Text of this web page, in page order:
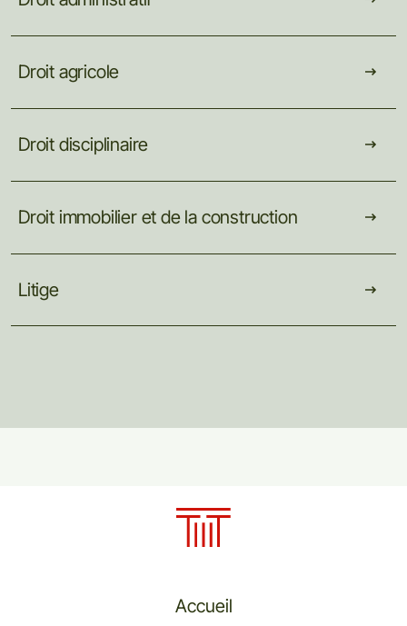
Droit agricole
Droit disciplinaire
Droit immobilier et de la construction
Litige
Accueil